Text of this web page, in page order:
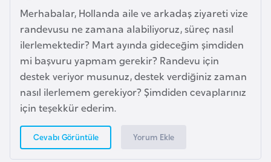
Merhabalar, Hollanda aile ve arkadaş ziyareti vize
randevusu ne zamana alabiliyoruz, süreç nasıl
ilerlemektedir? Mart ayında gideceğim şimdiden
mi başvuru yapmam gerekir? Randevu için
destek veriyor musunuz, destek verdiğiniz zaman
nasıl ilerlemem gerekiyor? Şimdiden cevaplarınız
için teşekkür ederim.
Cevabı Görüntüle Yorum Ekle
o
y
F
i
l
i